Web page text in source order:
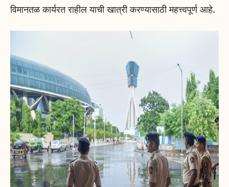
विमानतळ कार्यरत राहील याची खात्री करण्यासाठी महत्त्वपूर्ण आहे.